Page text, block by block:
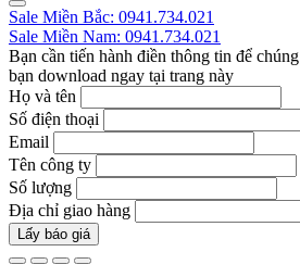
Sale Miền Bắc: 0941.734.021
Sale Miền Nam: 0941.734.021
Bạn cần tiến hành điền thông tin để
bạn download ngay tại trang này
Họ và tên
Số điện thoại
Email
Tên công ty
Số lượng
Địa chỉ giao hàng